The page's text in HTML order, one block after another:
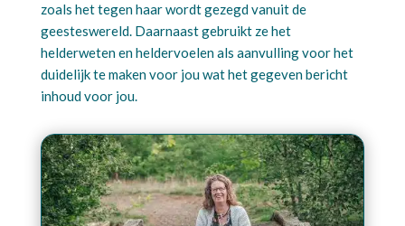
zoals het tegen haar wordt gezegd vanuit de
geesteswereld. Daarnaast gebruikt ze het
helderweten en heldervoelen als aanvulling voor het
duidelijk te maken voor jou wat het gegeven bericht
inhoud voor jou.